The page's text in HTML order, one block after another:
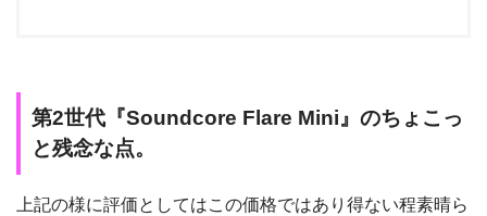
第2世代『Soundcore Flare Mini』のちょこっ
と残念な点。
上記の様に評価としてはこの価格ではあり得ない程素晴ら